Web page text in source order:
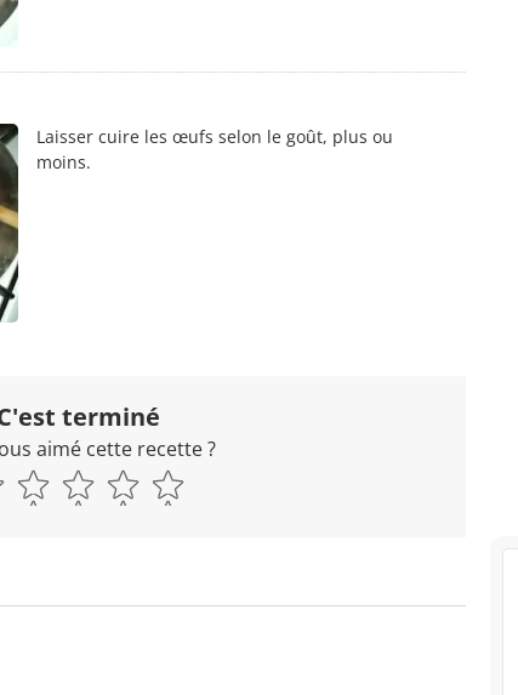
Laisser cuire les œufs selon le goût, plus ou
moins.
terminé
aimé cette recette ?